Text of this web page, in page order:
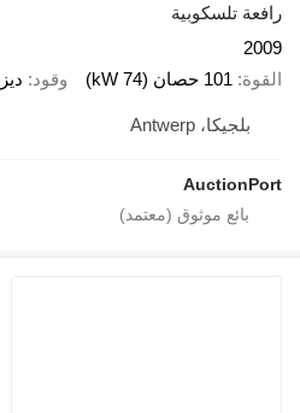
رافعة تلسكوبية
2009
القوة 101 حصان (74 kW) وقود
بلجيكا، Antwerp
AuctionPort